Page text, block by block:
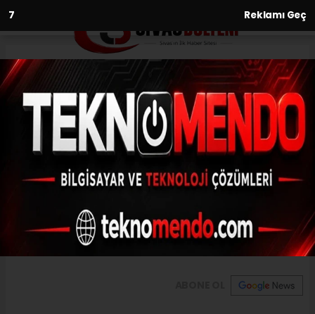
6 Reklamı Geç
Anasayfa
Fiyatıyla dudak uçuklatıyor,
görenler gözlerine inanamıyor
08.06.2021 - 10:08, Güncelleme: 08.06.2021 - 10:08
Sivas'ın Altınyayla ilçesinde araba fiyatına
satılan dev tosun görenlerin dikkatini